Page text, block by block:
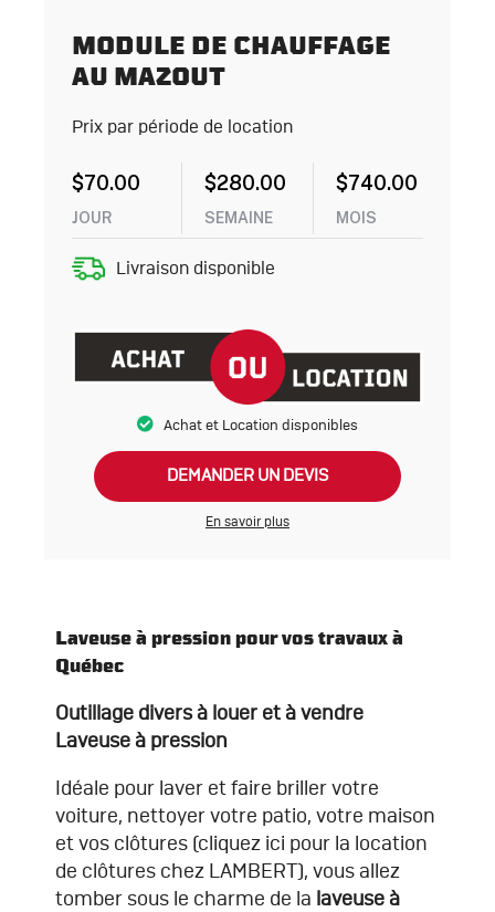
MODULE DE CHAUFFAGE
AU MAZOUT
Prix par période de location
$70.00
JOUR
$280.00
SEMAINE
$740.00
MOIS
Livraison disponible
Achat et Location disponibles
DEMANDER UN DEVIS
En savoir plus
Laveuse à pression pour vos travaux à
Québec
Outillage divers à louer et à vendre
Laveuse à pression
Idéale pour laver et faire briller votre
voiture, nettoyer votre patio, votre maison
et vos clôtures (cliquez ici pour la location
de clôtures chez LAMBERT
), vous allez
tomber sous le charme de la laveuse à